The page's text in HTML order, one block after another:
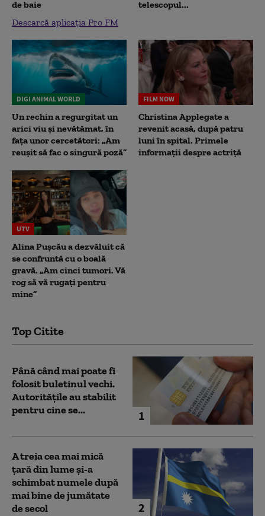
de baie
Descarcă aplicația Pro FM
telescopul...
DIGI ANIMAL WORLD
Un rechin a regurgitat un
arici viu și nevătămat, în
fața unor cercetători: „Am
reușit să fac o singură poză”
FILM NOW
Christina Applegate a
revenit acasă, după patru
luni în spital. Primele
informații despre actriță
UTV
Alina Pușcău a dezvăluit că
se confruntă cu o boală
gravă. „Am cinci tumori. Vă
rog să vă rugați pentru
mine”
Top Citite
1
Până când mai poate fi
folosit buletinul vechi.
Autoritățile au stabilit
pentru cine se...
2
A treia cea mai mică
țară din lume și-a
schimbat numele după
mai bine de jumătate
de secol